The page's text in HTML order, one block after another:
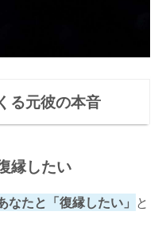
る元彼の本音
縁したい
なたと「復縁したい」 と